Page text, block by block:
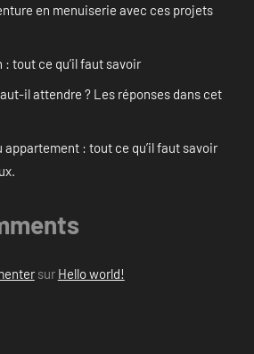
en menuiserie avec ces projets
tout ce qu’il faut savoir
il attendre ? Les réponses dans cet
appartement : tout ce qu’il faut savoir
sur Hello world!